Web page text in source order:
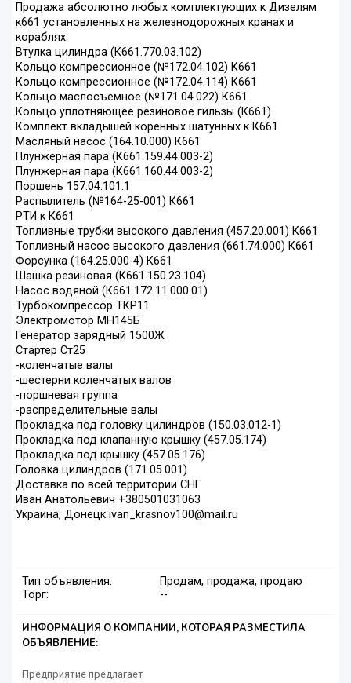
Продажа абсолютно любых комплектующих к Дизелям
к661 установленных на железнодорожных кранах и
кораблях.
Втулка цилиндра (К661.770.03.102)
Кольцо компрессионное (№172.04.102) К661
Кольцо компрессионное (№172.04.114) К661
Кольцо маслосъемное (№171.04.022) К661
Кольцо уплотняющее резиновое гильзы (К661)
Комплект вкладышей коренных шатунных к К661
Масляный насос (164.10.000) К661
Плунжерная пара (К661.159.44.003-2)
Плунжерная пара (К661.160.44.003-2)
Поршень 157.04.101.1
Распылитель (№164-25-001) К661
РТИ к К661
Топливные трубки высокого давления (457.20.001) К661
Топливный насос высокого давления (661.74.000) К661
Форсунка (164.25.000-4) К661
Шашка резиновая (К661.150.23.104)
Насос водяной (К661.172.11.000.01)
Турбокомпрессор ТКР11
Электромотор МН145Б
Генератор зарядный 1500Ж
Стартер Ст25
-коленчатые валы
-шестерни коленчатых валов
-поршневая группа
-распределительные валы
Прокладка под головку цилиндров (150.03.012-1)
Прокладка под клапанную крышку (457.05.174)
Прокладка под крышку (457.05.176)
Головка цилиндров (171.05.001)
Доставка по всей территории СНГ
Иван Анатольевич +380501031063
Украина, Донецк ivan_krasnov100@mail.ru
Тип объявления:
Продам, продажа, продаю
Торг:
--
ИНФОРМАЦИЯ О КОМПАНИИ, КОТОРАЯ РАЗМЕСТИЛА
ОБЪЯВЛЕНИЕ:
Предприятие предлагает